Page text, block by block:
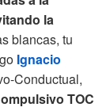
la
blancas, tu
Ignacio
Conductual,
TOC